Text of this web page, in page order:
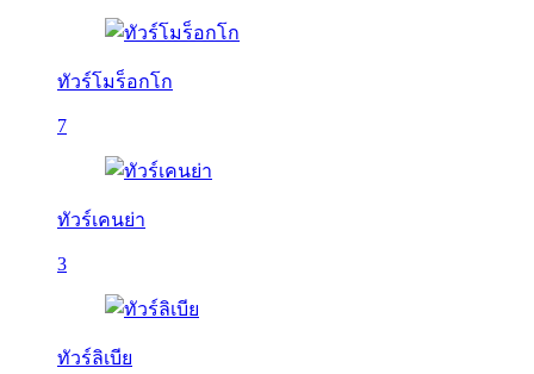
ทัวร์โมร็อกโก
7
ทัวร์เคนย่า
3
ทัวร์ลิเบีย